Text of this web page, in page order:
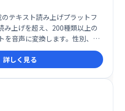
テキスト読み上げプラットフ
み上げを超え、200種類以上の
を音声に変換します。性別、ア
、音声の細かいカスタマイズも
情報収集をより効率的に、そ
詳しく見る